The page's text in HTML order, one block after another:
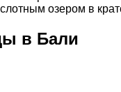
озером в
в Бали